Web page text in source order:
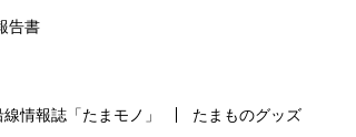
告書
線情報誌「たまモノ」 たまものグッズ